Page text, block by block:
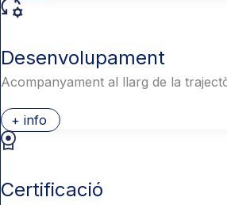
Desenvolupament
Acompanyament al llarg de la
+ info
Certificació